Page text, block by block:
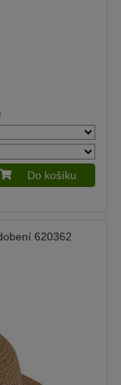
Do košíku
620362